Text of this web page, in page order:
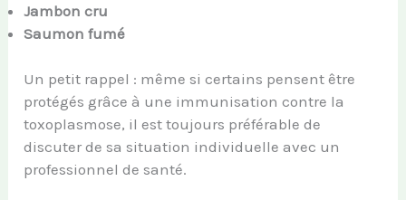
Jambon cru
Saumon fumé
Un petit rappel : même si certains pensent être
protégés grâce à une immunisation contre la
toxoplasmose, il est toujours préférable de
discuter de sa situation individuelle avec un
professionnel de santé.